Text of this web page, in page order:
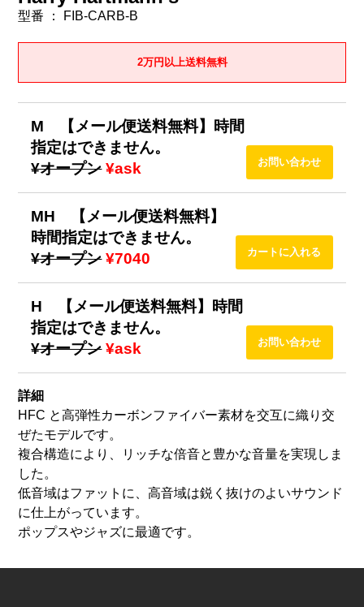
型番 ： FIB-CARB-B
2万円以上送料無料
M 【メール便送料無料】時間
指定はできません。
¥オープン ¥ask
MH 【メール便送料無料】
時間指定はできません。
¥オープン ¥7040
H 【メール便送料無料】時間
指定はできません。
¥オープン ¥ask
詳細
HFC と高弾性カーボンファイバー素材を交互に織り交
ぜたモデルです。
複合構造により、リッチな倍音と豊かな音量を実現しま
した。
低音域はファットに、高音域は鋭く抜けのよいサウンド
に仕上がっています。
ポップスやジャズに最適です。